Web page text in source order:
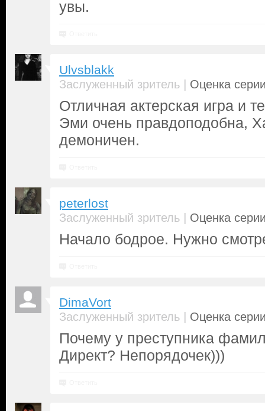
увы.
Ulvsblakk
Заслуженный зритель | Оценка
Отличная актерская игра и
Эми очень правдоподобна,
демоничен.
peterlost
Заслуженный зритель | Оценка
Начало бодрое. Нужно
DimaVort
Заслуженный зритель | Оценка
Почему у преступника
Директ? Непорядочек)))